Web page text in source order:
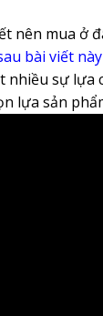
nên mua ở
bài viết
nhiều sự lựa
lựa sản